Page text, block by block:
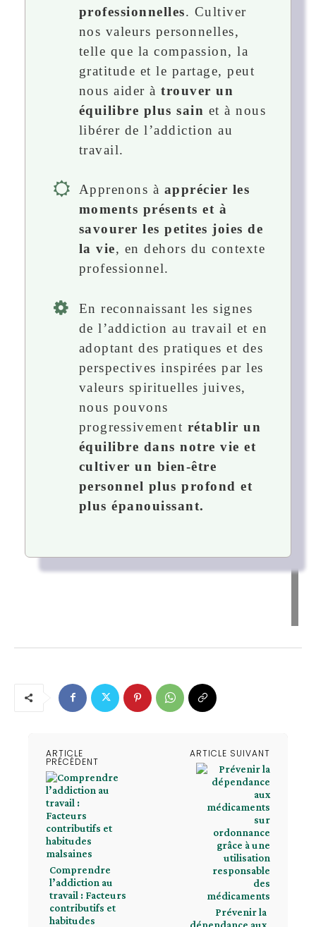
professionnelles. Cultiver
nos valeurs personnelles,
telle que la compassion, la
gratitude et le partage, peut
nous aider à trouver un
équilibre plus sain et à nous
libérer de l’addiction au
travail.
Apprenons à apprécier les
moments présents et à
savourer les petites joies de
la vie, en dehors du contexte
professionnel.
En reconnaissant les signes
de l’addiction au travail et en
adoptant des pratiques et des
perspectives inspirées par les
valeurs spirituelles juives,
nous pouvons
progressivement rétablir un
équilibre dans notre vie et
cultiver un bien-être
personnel plus profond et
plus épanouissant.
ARTICLE
PRÉCÉDENT
Comprendre
l’addiction au
travail : Facteurs
contributifs et
habitudes
ARTICLE SUIVANT
Prévenir la
dépendance aux